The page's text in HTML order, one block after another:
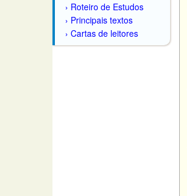
Roteiro de Estudos
Principais textos
Cartas de leitores